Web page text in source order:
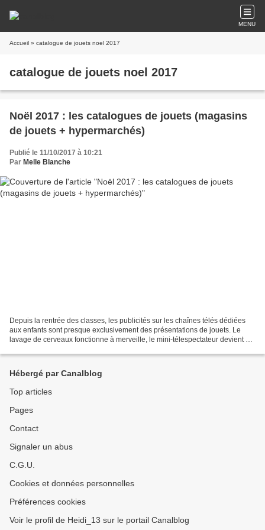
MENU
Accueil » catalogue de jouets noel 2017
catalogue de jouets noel 2017
Noël 2017 : les catalogues de jouets (magasins
de jouets + hypermarchés)
Publié le 11/10/2017 à 10:21
Par Melle Blanche
Depuis la rentrée des classes, les publicités sur les chaînes télés dédiées
aux enfants sont presque exclusivement des présentations de jouets. Le
lavage de cerveaux fonctionne à merveille, le mini-télespectateur devient un
Hébergé par Canalblog
Top articles
Pages
Contact
Signaler un abus
C.G.U.
Cookies et données personnelles
Préférences cookies
Voir le profil de Heidi_13 sur le portail Canalblog